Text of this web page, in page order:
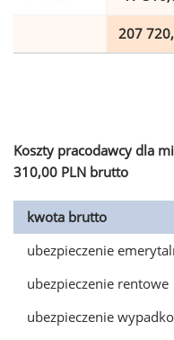
207
Koszty pracodawcy dla
310,00 PLN brutto
kwota brutto
ubezpieczenie
ubezpieczenie rentowe
ubezpieczenie